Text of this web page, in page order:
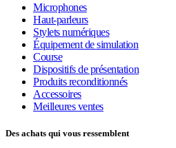
Microphones
Haut-parleurs
Stylets numériques
Équipement de simulation
Course
Dispositifs de présentation
Produits reconditionnés
Accessoires
Meilleures ventes
Des achats qui vous ressemblent